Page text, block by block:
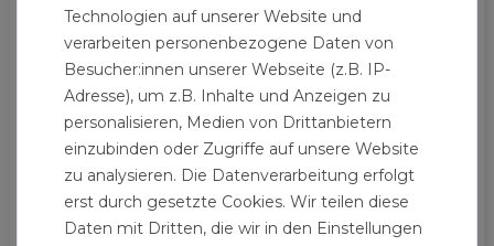
Technologien auf unserer Website und
verarbeiten personenbezogene Daten von
Besucher:innen unserer Webseite (z.B. IP-
Adresse), um z.B. Inhalte und Anzeigen zu
personalisieren, Medien von Drittanbietern
einzubinden oder Zugriffe auf unsere Website
zu analysieren. Die Datenverarbeitung erfolgt
erst durch gesetzte Cookies. Wir teilen diese
Daten mit Dritten, die wir in den Einstellungen